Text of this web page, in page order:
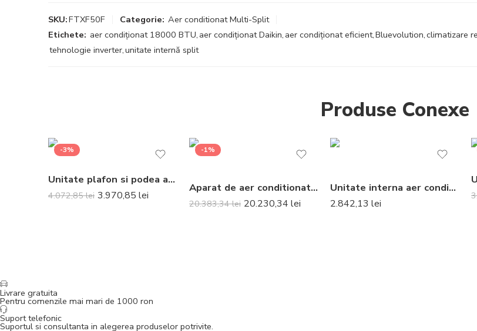
SKU:FTXF50F Categorie: Aer conditionat Multi-Split
Etichete: aer condiționat 18000 BTU, aer condiționat Daikin, aer condiționat eficient,Bluevolution,climatizare
tehnologie inverter,unitate internă split
Produse Conexe
-3%
Unitate plafon si podea aer conditionat Daikin FLXS60B 21000 BTU
4.072,85lei 3.970,85 lei
-1%
Aparat de aer conditionat tip caseta Gree R32 GUD160T-A-T-GUD160W-NhA-X Inverter 55000 BTU
20.383,34lei 20.230,34 lei
Unitate interna aer conditionat tip split de perete Daikin Emura Bluevolution FTXJ20AW 7000 BTU White
2.842,13 lei
Livrare gratuita
Pentru comenzile mai mari de 1000 ron
Suport telefonic
Suportul si consultanta in alegerea produselor potrivite.